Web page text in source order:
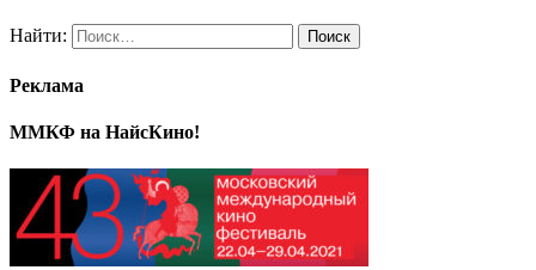
Найти:
Реклама
ММКФ на НайсКино!